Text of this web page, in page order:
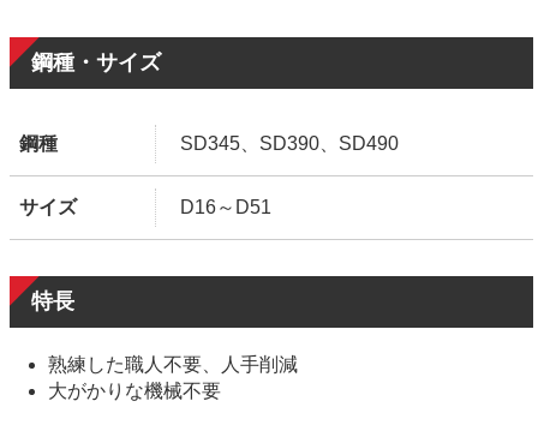
鋼種・サイズ
鋼種 SD345、SD390、SD490
サイズ D16～D51
特長
熟練した職人不要、人手削減
大がかりな機械不要